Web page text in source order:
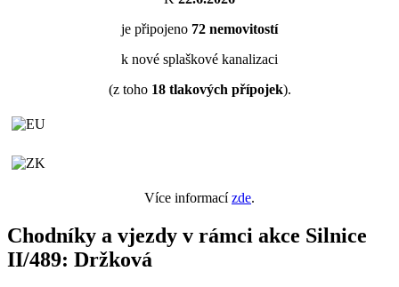
je připojeno 72 nemovitostí
k nové splaškové kanalizaci
(z toho 18tlakových přípojek).
Více informacízde.
Chodníky a vjezdy v rámci akce Silnice
II/489: Držková